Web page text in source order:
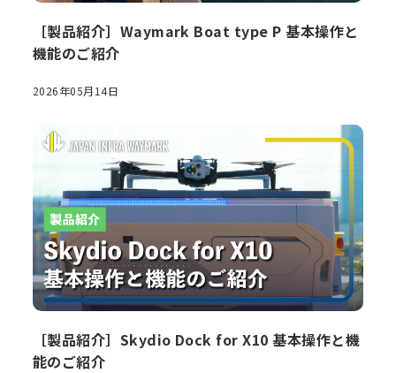
［製品紹介］Waymark Boat type P 基本操作と
機能のご紹介
2026年05月14日
［製品紹介］Skydio Dock for X10 基本操作と機
能のご紹介